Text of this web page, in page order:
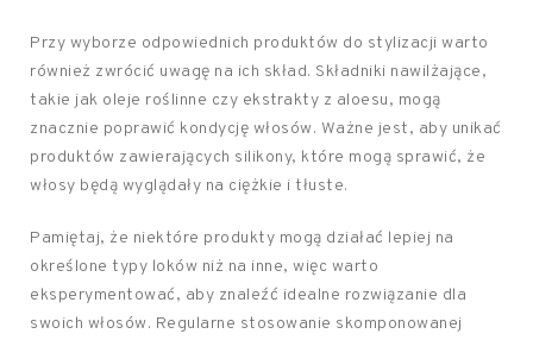
Przy wyborze odpowiednich produktów do stylizacji warto
również zwrócić uwagę na ich skład. Składniki nawilżające,
takie jak oleje roślinne czy ekstrakty z aloesu, mogą
znacznie poprawić kondycję włosów. Ważne jest, aby unikać
produktów zawierających silikony, które mogą sprawić, że
włosy będą wyglądały na ciężkie i tłuste.
Pamiętaj, że niektóre produkty mogą działać lepiej na
określone typy loków niż na inne, więc warto
eksperymentować, aby znaleźć idealne rozwiązanie dla
swoich włosów. Regularne stosowanie skomponowanej